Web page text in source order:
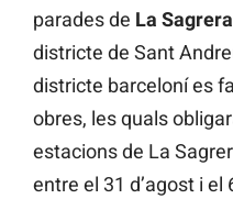
parades de La Sagrera
districte de Sant
districte barceloní es
obres, les quals
estacions de La
entre el 31 d’agost i el